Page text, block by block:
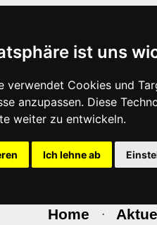
ist uns
verwendet Cookies und
anzupassen. Diese
weiter zu entwickeln.
Ich lehne ab
Home ·